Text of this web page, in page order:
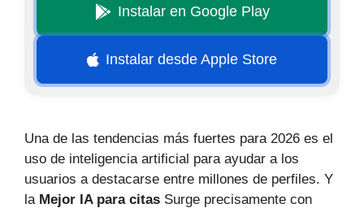
Instalar en Google Play
Instalar desde Apple Store
Una de las tendencias más fuertes para 2026 es el
uso de inteligencia artificial para ayudar a los
usuarios a destacarse entre millones de perfiles. Y
la Mejor IA para citas Surge precisamente con